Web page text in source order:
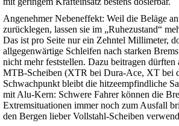
Angenehmer Nebeneffekt: Weil die Beläge
zurücklegen, lassen sie im „Ruhezustand“
Das ist pro Seite nur ein Zehntel Millimeter,
allgegenwärtige Schleifen nach starken
nicht mehr feststellen. Dazu beitragen dürften
MTB-Scheiben (XTR bei Dura-Ace, XT bei
Schwachpunkt bleibt die hitzeempfindliche
mit Alu-Kern: Schwere Fahrer können die
Extremsituationen immer noch zum Ausfall
den Bergen lieber Vollstahl-Scheiben